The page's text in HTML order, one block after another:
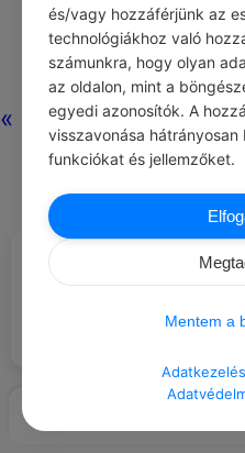
«
Nincs még
#IDÉZETEK FÉRFIAK
Ha egy nő fényt hoz egy férfi
életébe, a férfi ellenben lehúzza a
egy másik férfi fog napozni
és/vagy hozzáférjünk az
technológiákhoz való
számunkra, hogy olyan
az oldalon, mint a
egyedi azonosítók. A
visszavonása
funkciókat és jellemzőket.
Mentem a